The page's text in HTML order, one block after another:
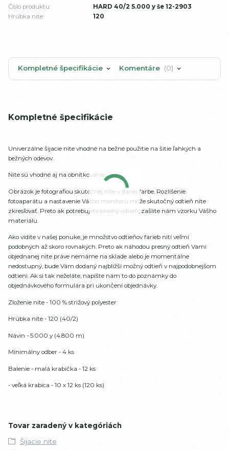
Číslo produktu:
HARD 40/2 5.000 y še 12-2903
Hrúbka nite:
120
Kompletné špecifikácie Komentáre 0
Kompletné špecifikácie
Univerzálne šijacie nite vhodné na bežné použitie na šitie ľahkých a
bežných odevov.
Nite sú vhodné aj na obnitkovanie.
Obrázok je fotografiou skutočnej nite v danej farbe. Rozlíšenie
fotoaparátu a nastavenie Vášho monitoru môže skutočný odtieň nite
zkresľovať. Preto ak potrebujete presný odtieň, zašlite nám vzorku Vášho
materiálu.
Ako vidíte v našej ponuke, je množstvo odtieňov farieb nití veľmi
podobných až skoro rovnakých. Preto ak náhodou presný odtieň Vami
objednanej nite práve nemáme na sklade alebo je momentálne
nedostupný, bude Vám dodaný najbližší možný odtieň v najpodobnejšom
odtieni. Ak si tak neželáte, napíšte nám to do poznámky do
objednávkového formulára pri ukončení objednávky.
Zloženie nite - 100 % strižový polyester
Hrúbka nite - 120 (40/2)
Návin - 5.000 y (4.800 m)
Minimálny odber - 4 ks
Balenie - malá krabička - 12 ks
- veľká krabica - 10 x 12 ks (120 ks)
Tovar zaradený v kategóriách
Šijacie nite